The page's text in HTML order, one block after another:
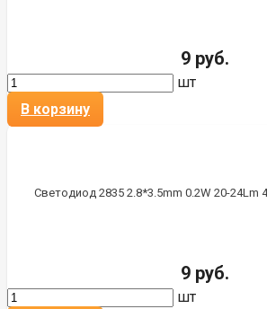
9 руб.
шт
В корзину
Светодиод 2835 2.8*3.5mm 0.2W 20-24Lm
9 руб.
шт